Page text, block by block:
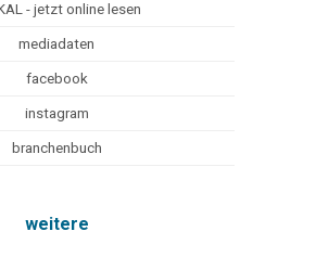
- jetzt online lesen
mediadaten
facebook
instagram
branchenbuch
weitere